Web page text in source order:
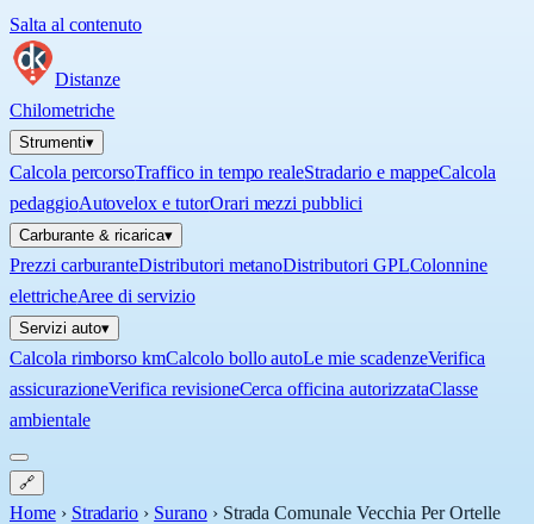
Salta al contenuto
Distanze
Chilometriche
Strumenti▾
Calcola percorsoTraffico in tempo realeStradario e mappeCalcola
pedaggioAutovelox e tutorOrari mezzi pubblici
Carburante & ricarica▾
Prezzi carburanteDistributori metanoDistributori GPLColonnine
elettricheAree di servizio
Servizi auto▾
Calcola rimborso kmCalcolo bollo autoLe mie scadenzeVerifica
assicurazioneVerifica revisioneCerca officina autorizzataClasse
ambientale
🔗
Home › Stradario › Surano › Strada Comunale Vecchia Per Ortelle